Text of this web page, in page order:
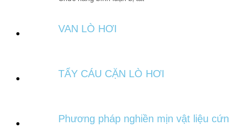
VAN LÒ HƠI
TẨY CÁU CẶN LÒ HƠI
Phương pháp nghiền mịn vật liệu